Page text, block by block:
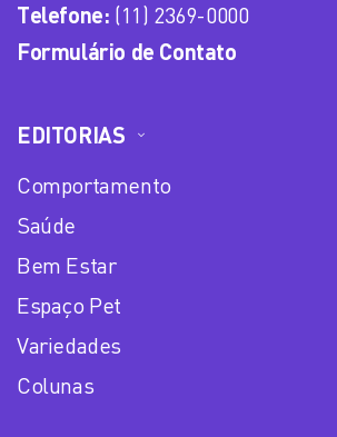
Telefone: (11) 2369-0000
Formulário de Contato
EDITORIAS
Comportamento
Saúde
Bem Estar
Espaço Pet
Variedades
Colunas